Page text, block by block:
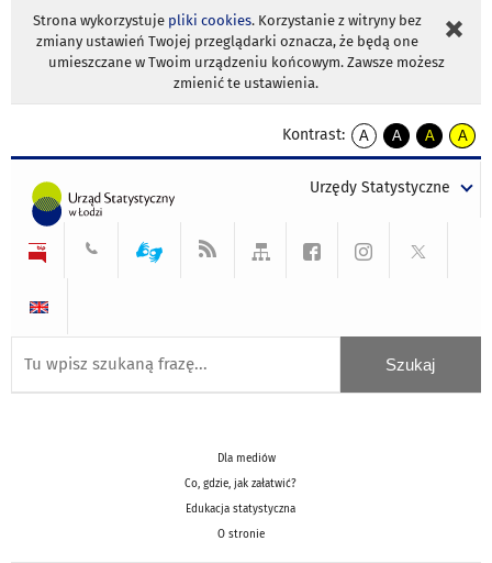
Strona wykorzystuje pliki cookies. Korzystanie z witryny bez
zmiany ustawień Twojej przeglądarki oznacza, że będą one
umieszczane w Twoim urządzeniu końcowym. Zawsze możesz
zmienić te ustawienia.
Kontrast:
A
kontrast
A
kontrast
tekst
czarnym
A
kontrast
tekst
czarnym
A
tekst
żółtym
Urzędy Statystyczne
Dla mediów
Co, gdzie, jak załatwić?
Edukacja statystyczna
O stronie